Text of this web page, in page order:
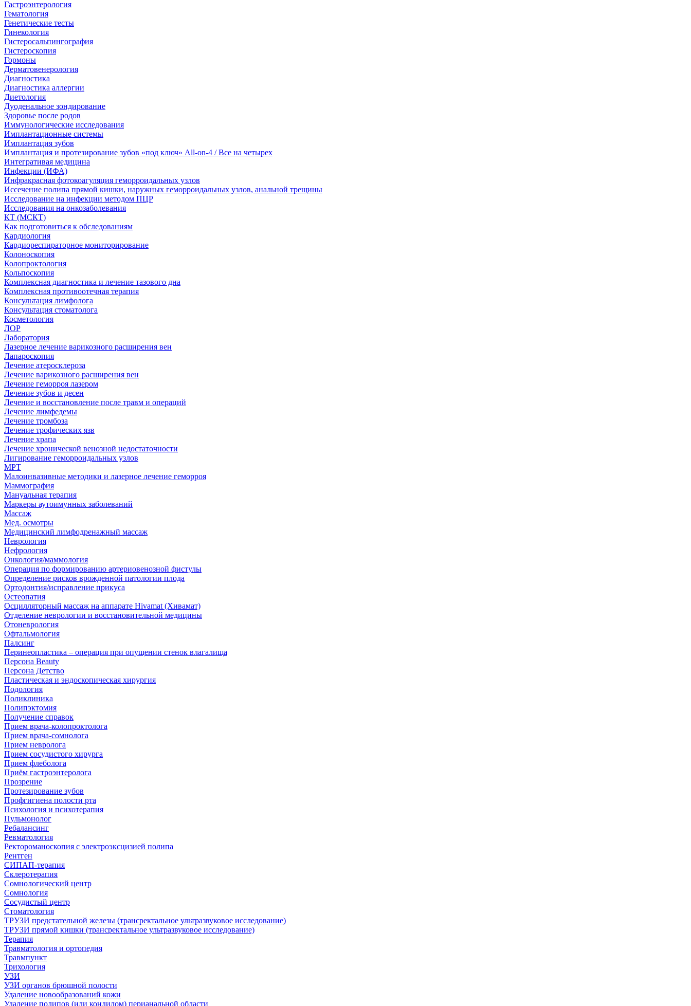
Гастроэнтерология
Гематология
Генетические тесты
Гинекология
Гистеросальпингография
Гистероскопия
Гормоны
Дерматовенерология
Диагностика
Диагностика аллергии
Диетология
Дуоденальное зондирование
Здоровье после родов
Иммунологические исследования
Имплантационные системы
Имплантация зубов
Имплантация и протезирование зубов «под ключ» All-on-4 / Все на четырех
Интегративая медицина
Инфекции (ИФА)
Инфракрасная фотокоагуляция геморроидальных узлов
Иссечение полипа прямой кишки, наружных геморроидальных узлов, анальной трещины
Исследование на инфекции методом ПЦР
Исследования на онкозаболевания
КТ (МСКТ)
Как подготовиться к обследованиям
Кардиология
Кардиореспираторное мониторирование
Колоноскопия
Колопроктология
Кольпоскопия
Комплексная диагностика и лечение тазового дна
Комплексная противоотечная терапия
Консультация лимфолога
Консультация стоматолога
Косметология
ЛОР
Лаборатория
Лазерное лечение варикозного расширения вен
Лапароскопия
Лечение атеросклероза
Лечение варикозного расширения вен
Лечение геморроя лазером
Лечение зубов и десен
Лечение и восстановление после травм и операций
Лечение лимфедемы
Лечение тромбоза
Лечение трофических язв
Лечение храпа
Лечение хронической венозной недостаточности
Лигирование геморроидальных узлов
МРТ
Малоинвазивные методики и лазерное лечение геморроя
Маммография
Мануальная терапия
Маркеры аутоимунных заболеваний
Массаж
Мед. осмотры
Медицинский лимфодренажный массаж
Неврология
Нефрология
Онкология/маммология
Операция по формированию артериовенозной фистулы
Определение рисков врожденной патологии плода
Ортодонтия/исправление прикуса
Остеопатия
Осцилляторный массаж на аппарате Hivamat (Хивамат)
Отделение неврологии и восстановительной медицины
Отоневрология
Офтальмология
Палсинг
Перинеопластика – операция при опущении стенок влагалища
Персона Beauty
Персона Детство
Пластическая и эндоскопическая хирургия
Подология
Поликлиника
Полипэктомия
Получение справок
Прием врача-колопроктолога
Прием врача-сомнолога
Прием невролога
Прием сосудистого хирурга
Прием флеболога
Приём гастроэнтеролога
Прозрение
Протезирование зубов
Профгигиена полости рта
Психология и психотерапия
Пульмонолог
Ребалансинг
Ревматология
Ректороманоскопия с электроэксцизией полипа
Рентген
СИПАП-терапия
Склеротерапия
Сомнологический центр
Сомнология
Сосудистый центр
Стоматология
ТРУЗИ предстательной железы (трансректальное ультразвуковое исследование)
ТРУЗИ прямой кишки (трансректальное ультразвуковое исследование)
Терапия
Травматология и ортопедия
Травмпункт
Трихология
УЗИ
УЗИ органов брюшной полости
Удаление новообразований кожи
Удаление полипов (или кондилом) перианальной области